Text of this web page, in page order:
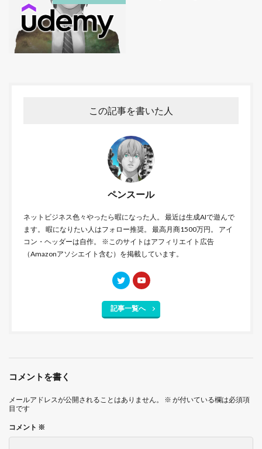
この記事を書いた人
ペンスール
ネットビジネス色々やったら暇になった人。 最近は生成AIで遊んで
ます。 暇になりたい人はフォロー推奨。 最高月商1500万円。 アイ
コン・ヘッダーは自作。 ※このサイトはアフィリエイト広告
（Amazonアソシエイト含む）を掲載しています。
記事一覧へ
コメントを書く
メールアドレスが公開されることはありません。 ※ が付いている欄は必須項
目です
コメント ※